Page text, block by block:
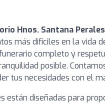
Hnos. Santana Perales
más difíciles en la vida
completo y
posible.
tus necesidades con el
están diseñadas para